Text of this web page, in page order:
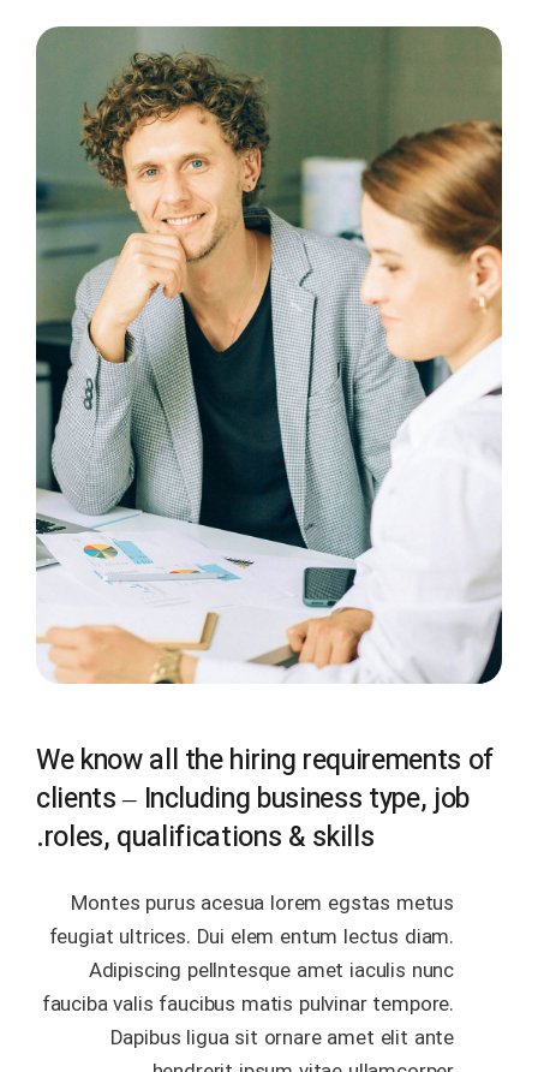
We know all the hiring requirements of
clients – Including business type, job
roles, qualifications & skills.
Montes purus acesua lorem egstas metus
feugiat ultrices. Dui elem entum lectus diam.
Adipiscing pellntesque amet iaculis nunc
fauciba valis faucibus matis pulvinar tempore.
Dapibus ligua sit ornare amet elit ante